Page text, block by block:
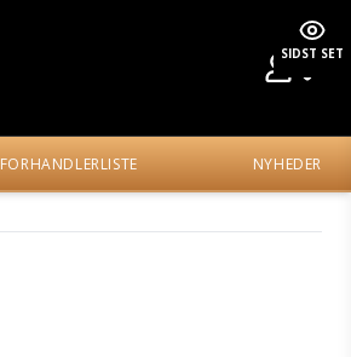
FORHANDLERLISTE NYHEDER
SIDST SET